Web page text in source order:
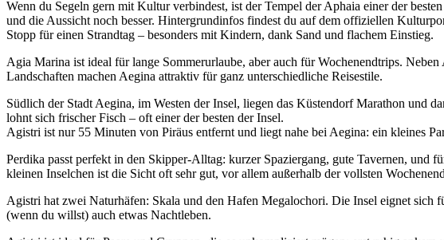
Wenn du Segeln gern mit Kultur verbindest, ist der Tempel der Aphaia einer der
und die Aussicht noch besser. Hintergrundinfos findest du auf dem offiziellen
Stopp für einen Strandtag – besonders mit Kindern, dank Sand und flachem Einstieg.
Agia Marina ist ideal für lange Sommerurlaube, aber auch für Wochenendtrips.
Landschaften machen Aegina attraktiv für ganz unterschiedliche Reisestile.
Südlich der Stadt Aegina, im Westen der Insel, liegen das Küstendorf Marathon und
lohnt sich frischer Fisch – oft einer der besten der Insel.
Agistri ist nur 55 Minuten von Piräus entfernt und liegt nahe bei Aegina: ein kleines
Perdika passt perfekt in den Skipper-Alltag: kurzer Spaziergang, gute Tavernen, und
kleinen Inselchen ist die Sicht oft sehr gut, vor allem außerhalb der vollsten
Agistri hat zwei Naturhäfen: Skala und den Hafen Megalochori. Die Insel eignet sich
(wenn du willst) auch etwas Nachtleben.